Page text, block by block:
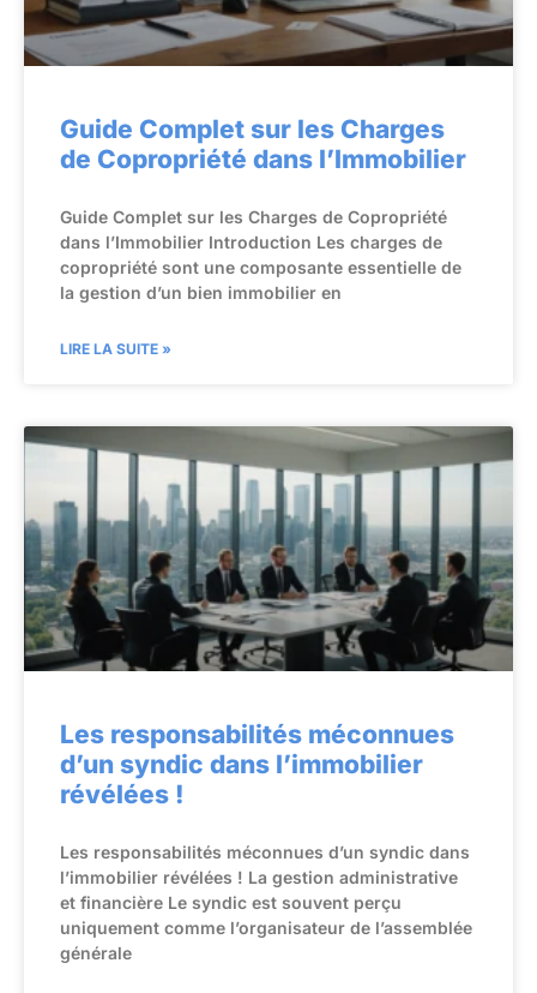
Guide Complet sur les Charges
de Copropriété dans l’Immobilier
Guide Complet sur les Charges de Copropriété
dans l’Immobilier Introduction Les charges de
copropriété sont une composante essentielle de
la gestion d’un bien immobilier en
LIRE LA SUITE »
Les responsabilités méconnues
d’un syndic dans l’immobilier
révélées !
Les responsabilités méconnues d’un syndic dans
l’immobilier révélées ! La gestion administrative
et financière Le syndic est souvent perçu
uniquement comme l’organisateur de l’assemblée
générale